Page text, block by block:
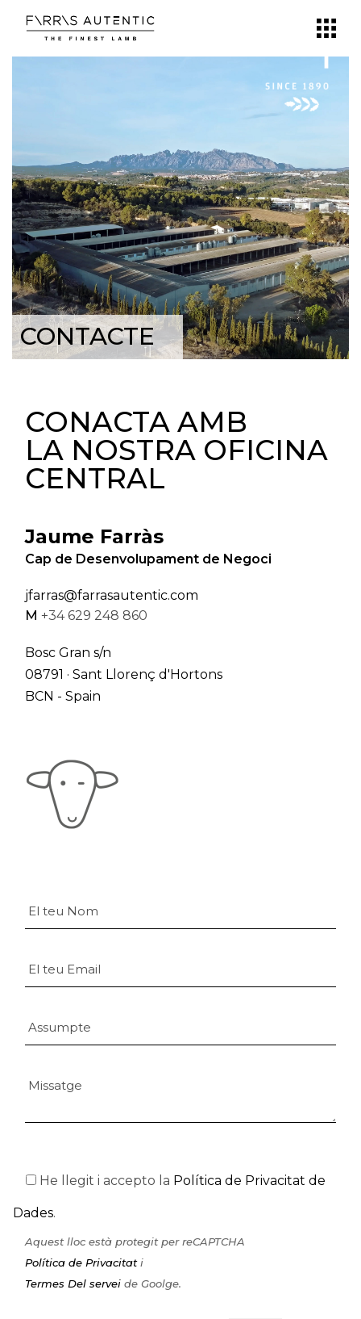
CONTACTE
CONACTA AMB
LA NOSTRA OFICINA
CENTRAL
Jaume Farràs
Cap de Desenvolupament de Negoci
jfarras@farrasautentic.com
M +34 629 248 860
Bosc Gran s/n
08791 · Sant Llorenç d'Hortons
BCN - Spain
He llegit i accepto la Política de Privacitat de
Dades.
Aquest lloc està protegit per reCAPTCHA
Política de Privacitati
Termes Del servei de Goolge.